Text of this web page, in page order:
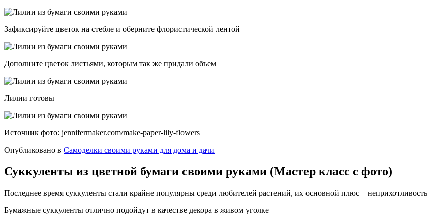
Зафиксируйте цветок на стебле и оберните флористической лентой
Дополните цветок листьями, которым так же придали объем
Лилии готовы
Источник фото: jennifermaker.com/make-paper-lily-flowers
Опубликовано в Самоделки своими руками для дома и дачи
Суккуленты из цветной бумаги своими руками (Мастер класс с фото)
Последнее время суккуленты стали крайне популярны среди любителей растений, их основной плюс – неприхотливость
Бумажные суккуленты отлично подойдут в качестве декора в живом уголке